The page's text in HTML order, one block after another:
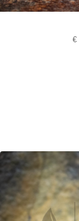
€